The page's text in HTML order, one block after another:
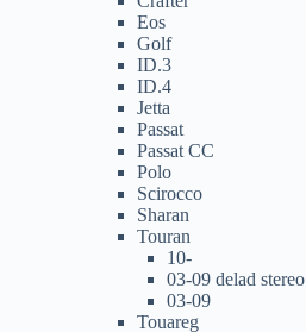
Eos
Golf
ID.3
ID.4
Jetta
Passat
Passat CC
Polo
Scirocco
Sharan
Touran
10-
03-09 delad stereo
03-09
Touareg